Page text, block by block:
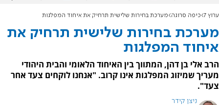
ערוץ 7 כיפה סרוגה מערכת בחירות שלישית תרחיק את איחוד המפלגות
מערכת בחירות שלישית תרחיק את
איחוד המפלגות
הרב אלי בן דהן, המתווך בין האיחוד הלאומי והבית היהודי
מעריך שמיזוג המפלגות אינו קרוב. "אנחנו לוקחים צעד אחר
צעד".
ניצן קידר